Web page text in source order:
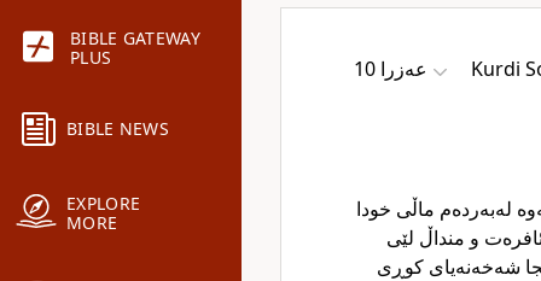
BIBLE GATEWAY
PLUS
BIBLE NEWS
EXPLORE
MORE
عەزرا 10 Kurdi
لەبەردەم ماڵی خودا
و منداڵ لێی
شەخەنەیای کوڕی